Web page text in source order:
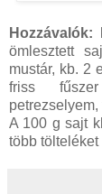
Hozzávalók:
ömlesztett
mustár, kb. 2
friss fűszer
petrezselyem,
A 100 g sajt
több